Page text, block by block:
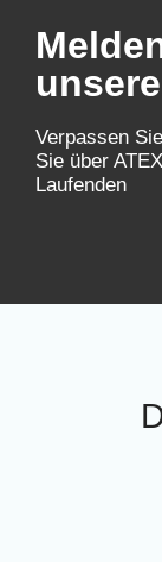
Verpassen
Sie über
Laufenden